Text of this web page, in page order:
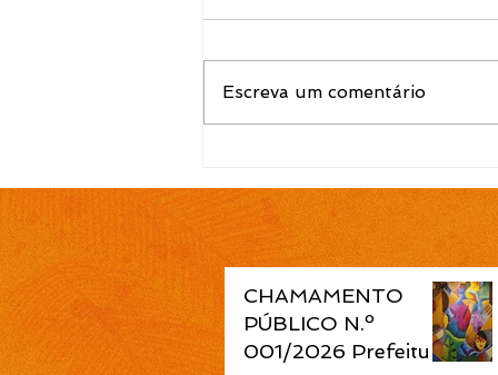
temporário de Atendente
de Educação Infantil é
publicada pela Prefeitura
de Cidreira
Escreva um comentário
CHAMAMENTO
PÚBLICO N.º
001/2026 Prefeitura